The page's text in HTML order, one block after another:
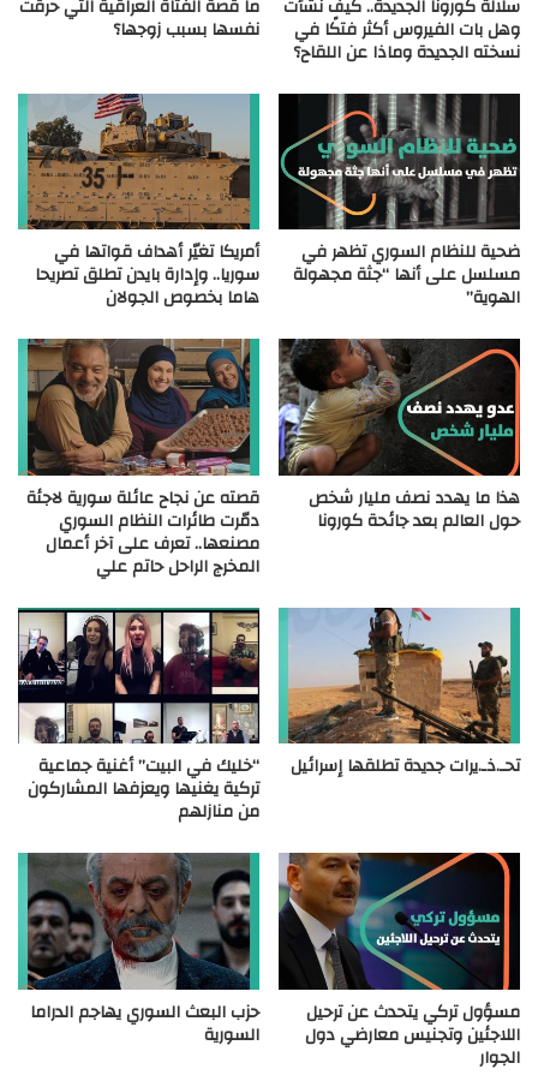
سلالة كورونا الجديدة.. كيف نشأت
وهل بات الفيروس أكثر فتكًا في
نسخته الجديدة وماذا عن اللقاح؟
ما قصة الفتاة العراقية التي حرقت
نفسها بسبب زوجها؟
ضحية للنظام السوري تظهر في
مسلسل على أنها “جثة مجهولة
الهوية”
أمريكا تغيّر أهداف قواتها في
سوريا.. وإدارة بايدن تطلق تصريحا
هاما بخصوص الجولان
هذا ما يهدد نصف مليار شخص
حول العالم بعد جائحة كورونا
قصته عن نجاح عائلة سورية لاجئة
دمّرت طائرات النظام السوري
مصنعها.. تعرف على آخر أعمال
المخرج الراحل حاتم علي
تحـ.ذـ.يرات جديدة تطلقها إسرائيل “خليك في البيت” أغنية جماعية
تركية يغنيها ويعزفها المشاركون
من منازلهم
مسؤول تركي يتحدث عن ترحيل
اللاجئين وتجنيس معارضي دول
الجوار
حزب البعث السوري يهاجم الدراما
السورية